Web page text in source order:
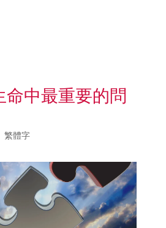
命中最重要的問
繁體字